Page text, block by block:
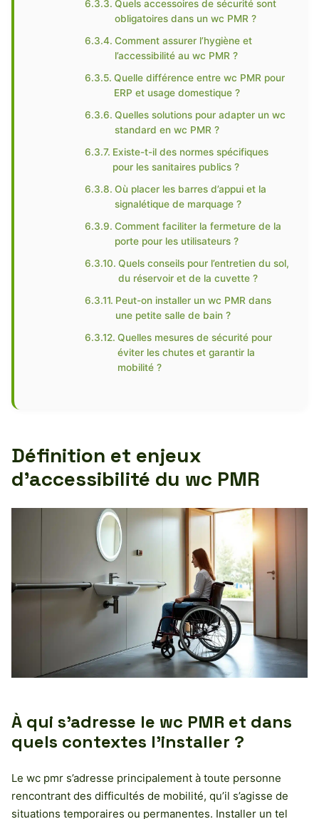
Quels accessoires de sécurité sont
obligatoires dans un wc PMR ?
Comment assurer l’hygiène et
l’accessibilité au wc PMR ?
Quelle différence entre wc PMR pour
ERP et usage domestique ?
Quelles solutions pour adapter un wc
standard en wc PMR ?
Existe-t-il des normes spécifiques
pour les sanitaires publics ?
Où placer les barres d’appui et la
signalétique de marquage ?
Comment faciliter la fermeture de la
porte pour les utilisateurs ?
Quels conseils pour l’entretien du sol,
du réservoir et de la cuvette ?
Peut-on installer un wc PMR dans
une petite salle de bain ?
Quelles mesures de sécurité pour
éviter les chutes et garantir la
mobilité ?
Définition et enjeux
d’accessibilité du wc PMR
À qui s’adresse le wc PMR et dans
quels contextes l’installer ?
Le wc pmr s’adresse principalement à toute personne
rencontrant des difficultés de mobilité, qu’il s’agisse de
situations temporaires ou permanentes. Installer un tel